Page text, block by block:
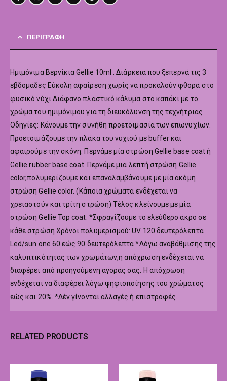
ΠΕΡΙΓΡΑΦΉ
Hμιμόνιμα Βερνίκια Gellie 10ml . Διάρκεια που ξεπερνά τις 3
εβδομάδες Εύκολη αφαίρεση χωρίς να προκαλούν φθορά στο
φυσικό νύχι Διάφανο πλαστικό κάλυμα στο καπάκι με το
χρώμα του ημιμόνιμου για τη διευκόλυνση της τεχνήτριας
Οδηγίες: Κάνουμε την συνήθη προετοιμασία των επωνυχίων.
Προετοιμάζουμε την πλάκα του νυχιού με buffer και
αφαιρούμε την σκόνη. Περνάμε μία στρώση Gellie base coat ή
Gellie rubber base coat. Περνάμε μια λεπτή στρώση Gellie
color,πολυμερίζουμε και επαναλαμβάνουμε με μία ακόμη
στρώση Gellie color. (Κάποια χρώματα ενδέχεται να
χρειαστούν και τρίτη στρώση) Τέλος κλείνουμε με μία
στρώση Gellie Top coat. *Σφραγίζουμε το ελεύθερο άκρο σε
κάθε στρώση Χρόνοι πολυμερισμού: UV 120 δευτερόλεπτα
Led/sun one 60 εώς 90 δευτερόλεπτα *Λόγω αναβάθμισης της
καλυπτικότητας των χρωμάτων,η απόχρωση ενδέχεται να
διαφέρει από προηγούμενη αγοράς σας. Η απόχρωση
ενδέχεται να διαφέρει λόγω ψηφιοποίησης του χρώματος
εώς και 20%. *Δέν γίνονται αλλαγές ή επιστροφές
RELATED PRODUCTS